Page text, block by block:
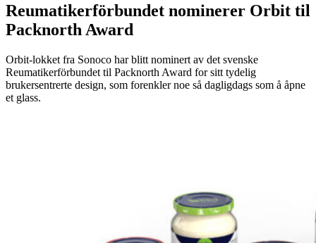
Reumatikerförbundet nominerer Orbit til
Packnorth Award
Orbit-lokket fra Sonoco har blitt nominert av det svenske
Reumatikerförbundet til Packnorth Award for sitt tydelig
brukersentrerte design, som forenkler noe så dagligdags som å åpne
et glass.